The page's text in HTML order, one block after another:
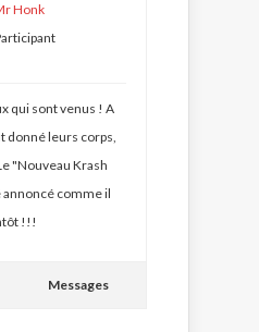
Honk
qui sont venus ! A
donné leurs corps,
"Nouveau Krash
comme il
!!!
Messages